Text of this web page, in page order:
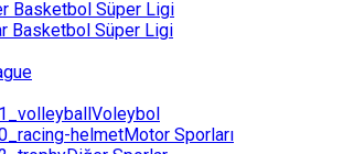
Basketbol Süper Ligi
Basketbol Süper Ligi
Voleybol
Motor Sporları